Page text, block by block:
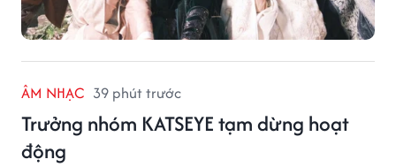
ÂM NHẠC 39 phút trước
Trưởng nhóm KATSEYE tạm dừng hoạt
động